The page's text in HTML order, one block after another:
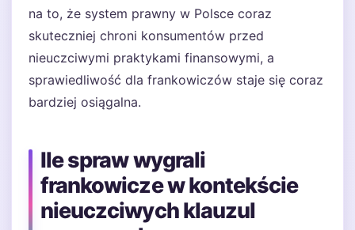
na to, że system prawny w Polsce coraz
skuteczniej chroni konsumentów przed
nieuczciwymi praktykami finansowymi, a
sprawiedliwość dla frankowiczów staje się coraz
bardziej osiągalna.
Ile spraw wygrali
frankowicze w kontekście
nieuczciwych klauzul